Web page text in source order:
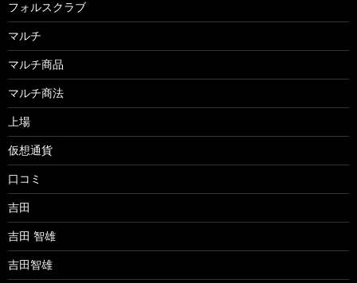
フォルスクラブ
マルチ
マルチ商品
マルチ商法
上場
仮想通貨
口コミ
吉田
吉田 智雄
吉田智雄